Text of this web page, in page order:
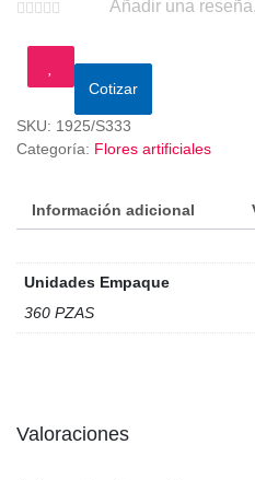
Añadir una reseña.
Cotizar
SKU: 1925/S333
Categoría: Flores artificiales
Información adicional
Unidades Empaque
360 PZAS
Valoraciones